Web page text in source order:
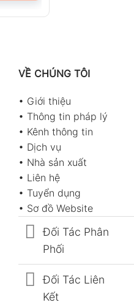
VỀ CHÚNG TÔI
• Giới thiệu
• Thông tin pháp lý
• Kênh thông tin
• Dịch vụ
• Nhà sản xuất
• Liên hệ
• Tuyển dụng
• Sơ đồ Website
Đối Tác Phân
Phối
Đối Tác Liên
Kết